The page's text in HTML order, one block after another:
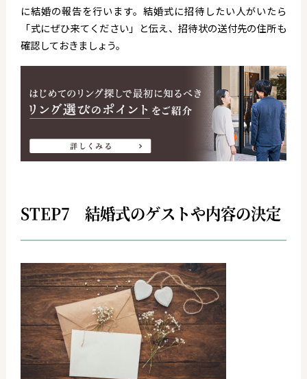
に結婚の報告を行います。結婚式に招待したい人がいたら
「式にぜひ来てください」と伝え、招待状の送付先の住所も
確認しておきましょう。
STEP7 結婚式のゲストや内容の決定